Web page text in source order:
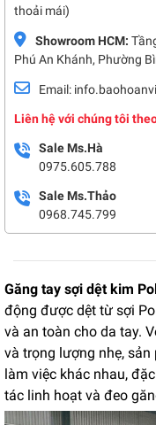
thoải mái)
Showroom HCM:
Phú An Khánh, Phường
Email:
Liên hệ với chúng tôi
Sale Ms.Hà
0975.605.788
Sale Ms.Thảo
0968.745.799
Găng tay sợi dệt kim
động được dệt từ sợi
và an toàn cho da tay.
và trọng lượng nhẹ,
làm việc khác nhau,
tác linh hoạt và đeo